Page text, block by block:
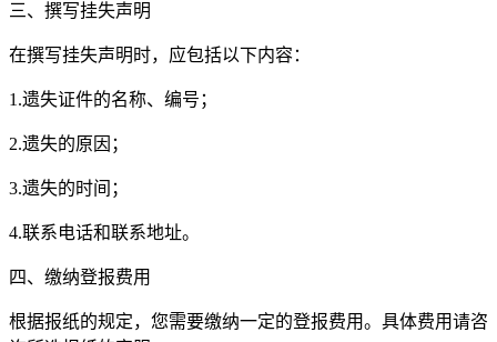
三、撰写挂失声明
在撰写挂失声明时，应包括以下内容：
1.遗失证件的名称、编号；
2.遗失的原因；
3.遗失的时间；
4.联系电话和联系地址。
四、缴纳登报费用
根据报纸的规定，您需要缴纳一定的登报费用。具体费用请咨